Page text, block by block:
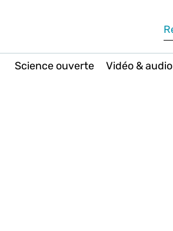
Science ouverte Vidéo & audio